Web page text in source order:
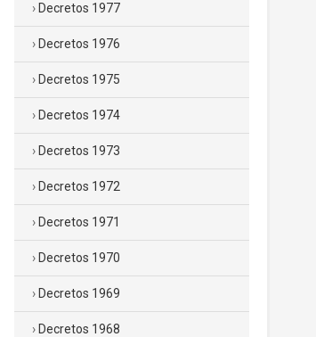
Decretos 1977
Decretos 1976
Decretos 1975
Decretos 1974
Decretos 1973
Decretos 1972
Decretos 1971
Decretos 1970
Decretos 1969
Decretos 1968